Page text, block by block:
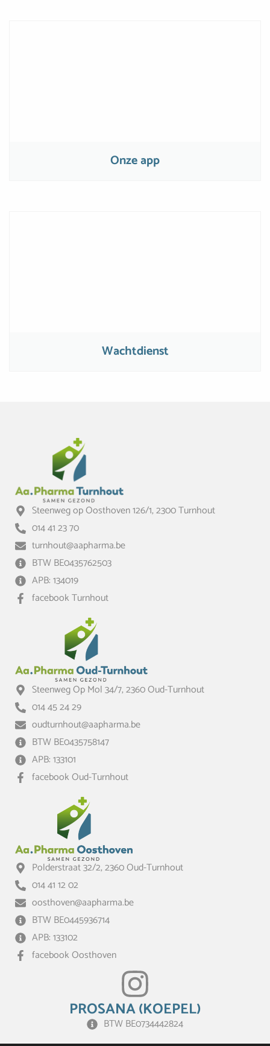
Onze app
Wachtdienst
Steenweg op Oosthoven 126/1, 2300 Turnhout
014 41 23 70
turnhout@aapharma.be
BTW BE0435762503
APB: 134019
facebook Turnhout
Steenweg Op Mol 34/7, 2360 Oud-Turnhout
014 45 24 29
oudturnhout@aapharma.be
BTW BE0435758147
APB: 133101
facebook Oud-Turnhout
Polderstraat 32/2, 2360 Oud-Turnhout
014 41 12 02
oosthoven@aapharma.be
BTW BE0445936714
APB: 133102
facebook Oosthoven
PROSANA (KOEPEL)
BTW BE0734442824